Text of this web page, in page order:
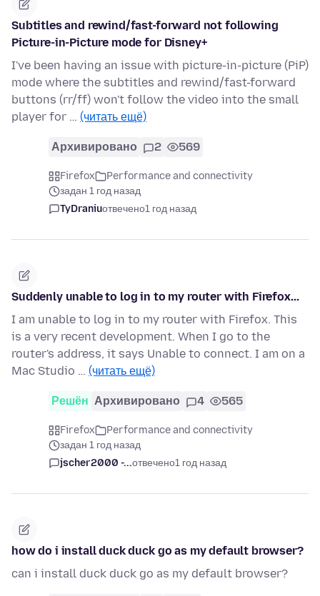
Subtitles and rewind/fast-forward not following
Picture-in-Picture mode for Disney+
I've been having an issue with picture-in-picture (PiP)
mode where the subtitles and rewind/fast-forward
buttons (rr/ff) won't follow the video into the small
player for … (читать ещё)
Архивировано 2 569
Firefox
Performance and connectivity
задан 1 год назад
TyDraniuотвечено1 год назад
Suddenly unable to log in to my router with Firefox...
I am unable to log in to my router with Firefox. This
is a very recent development. When I go to the
router's address, it says Unable to connect. I am on a
Mac Studio … (читать ещё)
Решён Архивировано 4 565
Firefox
Performance and connectivity
задан 1 год назад
jscher2000 -...отвечено1 год назад
how do i install duck duck go as my default browser?
can i install duck duck go as my default browser?